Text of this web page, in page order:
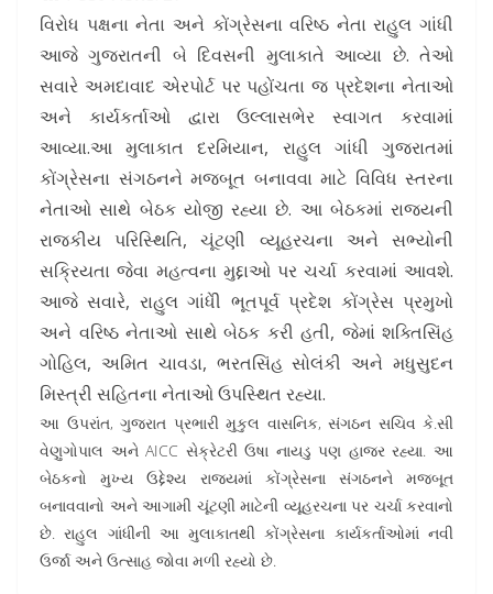
વિરોધ પક્ષના નેતા અને કોંગ્રેસના વરિષ્ઠ નેતા રાહુલ ગાંધી
આજે ગુજરાતની બે દિવસની મુલાકાતે આવ્યા છે. તેઓ
સવારે અમદાવાદ એરપોર્ટ પર પહોંચતા જ પ્રદેશના નેતાઓ
અને કાર્યકર્તાઓ દ્વારા ઉલ્લાસભેર સ્વાગત કરવામાં
આવ્યા.આ મુલાકાત દરમિયાન, રાહુલ ગાંધી ગુજરાતમાં
કોંગ્રેસના સંગઠનને મજબૂત બનાવવા માટે વિવિધ સ્તરના
નેતાઓ સાથે બેઠક યોજી રહ્યા છે. આ બેઠકમાં રાજ્યની
રાજકીય પરિસ્થિતિ, ચૂંટણી વ્યૂહરચના અને સભ્યોની
સક્રિયતા જેવા મહત્વના મુદ્દાઓ પર ચર્ચા કરવામાં આવશે.
આજે સવારે, રાહુલ ગાંધીે ભૂતપૂર્વ પ્રદેશ કોંગ્રેસ પ્રમુખો
અને વરિષ્ઠ નેતાઓ સાથે બેઠક કરી હતી, જેમાં શક્તિસિંહ
ગોહિલ, અમિત ચાવડા, ભરતસિંહ સોલંકી અને મધુસુદન
મિસ્ત્રી સહિતના નેતાઓ ઉપસ્થિત રહ્યા.
આ ઉપરાંત, ગુજરાત પ્રભારી મુકુલ વાસનિક, સંગઠન સચિવ કે.સી
વેણુગોપાલ અને AICC સેક્રેટરી ઉષા નાયડુ પણ હાજર રહ્યા. આ
બેઠકનો મુખ્ય ઉદ્દેશ્ય રાજ્યમાં કોંગ્રેસના સંગઠનને મજબૂત
બનાવવાનો અને આગામી ચૂંટણી માટેની વ્યૂહરચના પર ચર્ચા કરવાનો
છે. રાહુલ ગાંધીની આ મુલાકાતથી કોંગ્રેસના કાર્યકર્તાઓમાં નવી
ઉર્જા અને ઉત્સાહ જોવા મળી રહ્યો છે.